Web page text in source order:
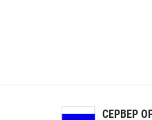
СЕРВЕР ОРГАНОВ